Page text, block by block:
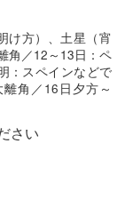
け方）、土星（宵
角／12～13日：ペ
：スペインなどで
角／16日夕方～
さい